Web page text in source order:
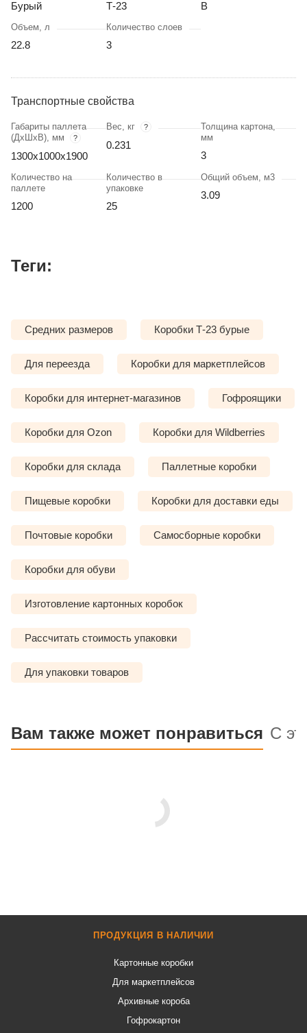
Бурый Т-23 В
Объем, л
22.8
Количество слоев
3
Транспортные свойства
Габариты паллета
(ДхШхВ), мм
?
1300х1000х1900
Вес, кг ?
0.231
Толщина картона,
мм
3
Количество на
паллете
1200
Количество в
упаковке
25
Общий объем, м3
3.09
Теги:
Средних размеров Коробки Т-23 бурые
Для переезда Коробки для маркетплейсов
Коробки для интернет-магазинов Гофроящики
Коробки для Ozon Коробки для Wildberries
Коробки для склада Паллетные коробки
Пищевые коробки Коробки для доставки еды
Почтовые коробки Самосборные коробки
Коробки для обуви
Изготовление картонных коробок
Рассчитать стоимость упаковки
Для упаковки товаров
Вам также может понравиться С
ПРОДУКЦИЯ В НАЛИЧИИ
Картонные коробки
Для маркетплейсов
Архивные короба
Гофрокартон